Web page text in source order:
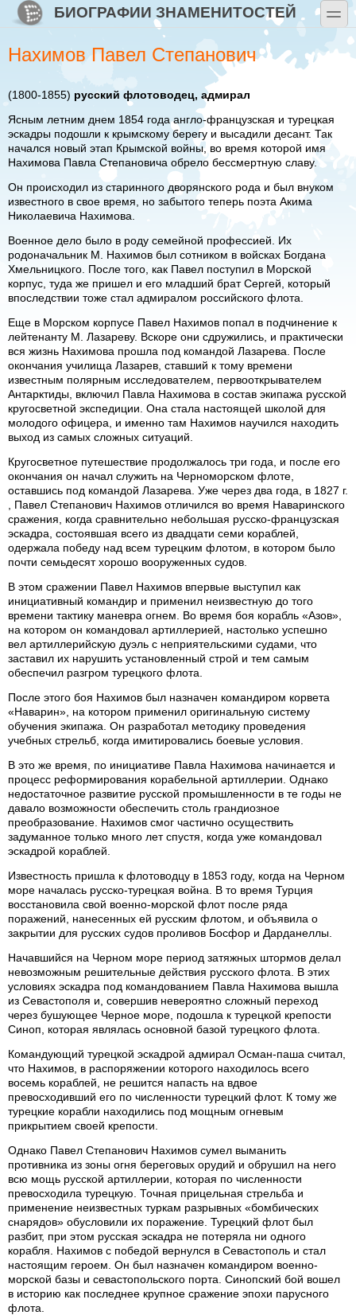
Перейти к основному содержанию
Skip to searchБИОГРАФИИ ЗНАМЕНИТОСТЕЙ toggle
Нахимов Павел Степанович
(1800-1855) русский флотоводец, адмирал
Ясным летним днем 1854 года англо-французская и турецкая
эскадры подошли к крымскому берегу и высадили десант. Так
начался новый этап Крымской войны, во время которой имя
Нахимова Павла Степановича обрело бессмертную славу.
Он происходил из старинного дворянского рода и был внуком
известного в свое время, но забытого теперь поэта Акима
Николаевича Нахимова.
Военное дело было в роду семейной профессией. Их
родоначальник М. Нахимов был сотником в войсках Богдана
Хмельницкого. После того, как Павел поступил в Морской
корпус, туда же пришел и его младший брат Сергей, который
впоследствии тоже стал адмиралом российского флота.
Еще в Морском корпусе Павел Нахимов попал в подчинение к
лейтенанту М. Лазареву. Вскоре они сдружились, и практически
вся жизнь Нахимова прошла под командой Лазарева. После
окончания училища Лазарев, ставший к тому времени
известным полярным исследователем, первооткрывателем
Антарктиды, включил Павла Нахимова в состав экипажа русской
кругосветной экспедиции. Она стала настоящей школой для
молодого офицера, и именно там Нахимов научился находить
выход из самых сложных ситуаций.
Кругосветное путешествие продолжалось три года, и после его
окончания он начал служить на Черноморском флоте,
оставшись под командой Лазарева. Уже через два года, в 1827 г.
, Павел Степанович Нахимов отличился во время Наваринского
сражения, когда сравнительно небольшая русско-французская
эскадра, состоявшая всего из двадцати семи кораблей,
одержала победу над всем турецким флотом, в котором было
почти семьдесят хорошо вооруженных судов.
В этом сражении Павел Нахимов впервые выступил как
инициативный командир и применил неизвестную до того
времени тактику маневра огнем. Во время боя корабль «Азов»,
на котором он командовал артиллерией, настолько успешно
вел артиллерийскую дуэль с неприятельскими судами, что
заставил их нарушить установленный строй и тем самым
обеспечил разгром турецкого флота.
После этого боя Нахимов был назначен командиром корвета
«Наварин», на котором применил оригинальную систему
обучения экипажа. Он разработал методику проведения
учебных стрельб, когда имитировались боевые условия.
В это же время, по инициативе Павла Нахимова начинается и
процесс реформирования корабельной артиллерии. Однако
недостаточное развитие русской промышленности в те годы не
давало возможности обеспечить столь грандиозное
преобразование. Нахимов смог частично осуществить
задуманное только много лет спустя, когда уже командовал
эскадрой кораблей.
Известность пришла к флотоводцу в 1853 году, когда на Черном
море началась русско-турецкая война. В то время Турция
восстановила свой военно-морской флот после ряда
поражений, нанесенных ей русским флотом, и объявила о
закрытии для русских судов проливов Босфор и Дарданеллы.
Начавшийся на Черном море период затяжных штормов делал
невозможным решительные действия русского флота. В этих
условиях эскадра под командованием Павла Нахимова вышла
из Севастополя и, совершив невероятно сложный переход
через бушующее Черное море, подошла к турецкой крепости
Синоп, которая являлась основной базой турецкого флота.
Командующий турецкой эскадрой адмирал Осман-паша считал,
что Нахимов, в распоряжении которого находилось всего
восемь кораблей, не решится напасть на вдвое
превосходивший его по численности турецкий флот. К тому же
турецкие корабли находились под мощным огневым
прикрытием своей крепости.
Однако Павел Степанович Нахимов сумел выманить
противника из зоны огня береговых орудий и обрушил на него
всю мощь русской артиллерии, которая по численности
превосходила турецкую. Точная прицельная стрельба и
применение неизвестных туркам разрывных «бомбических
снарядов» обусловили их поражение. Турецкий флот был
разбит, при этом русская эскадра не потеряла ни одного
корабля. Нахимов с победой вернулся в Севастополь и стал
настоящим героем. Он был назначен командиром военно-
морской базы и севастопольского порта. Синопский бой вошел
в историю как последнее крупное сражение эпохи парусного
флота.